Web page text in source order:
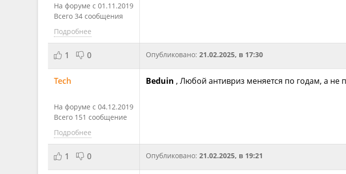
На форуме с 01.11.2019
Всего 34 сообщения
Подробнее
1 0 Опубликовано: 21.02.2025, в 17:30
Tech
На форуме с 04.12.2019
Всего 151 сообщение
Подробнее
Beduin , Любой антивриз меняется по годам, а не
1 0 Опубликовано: 21.02.2025, в 19:21